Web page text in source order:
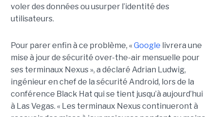
voler des données ou usurper l’identité des
utilisateurs.
Pour parer enfin à ce problème, «Google livrera une
mise à jour de sécurité over-the-air mensuelle pour
ses terminaux Nexus », a déclaré Adrian Ludwig,
ingénieur en chef de la sécurité Android, lors de la
conférence Black Hat qui se tient jusqu’à aujourd’hui
à Las Vegas. « Les terminaux Nexus continueront à